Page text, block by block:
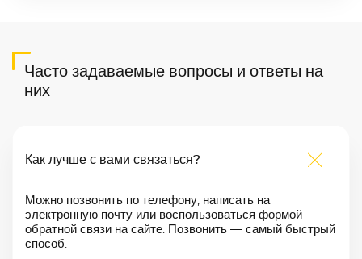
Часто задаваемые вопросы и ответы на
них
Как лучше с вами связаться?
Можно позвонить по телефону, написать на
электронную почту или воспользоваться формой
обратной связи на сайте. Позвонить — самый быстрый
способ.